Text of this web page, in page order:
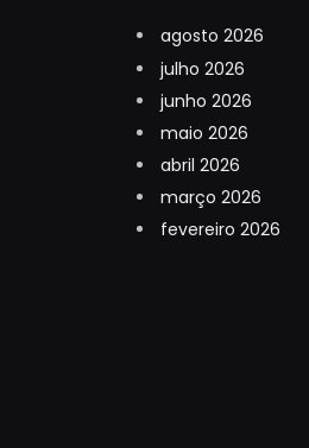
agosto 2026
julho 2026
junho 2026
maio 2026
abril 2026
março 2026
fevereiro 2026